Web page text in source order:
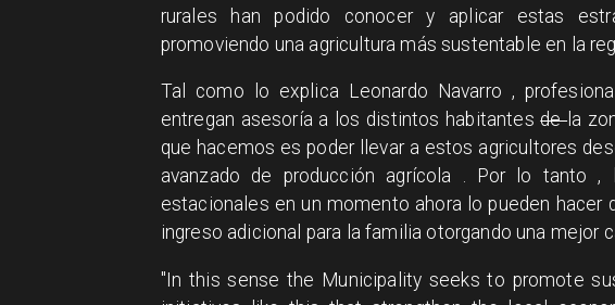
rurales han podido conocer y aplicar estas
promoviendo una agricultura más sustentable en la
Tal como lo explica Leonardo Navarro ,
entregan asesoría a los distintos habitantesde la
que hacemos es poder llevar a estos agricultores
avanzado de producción agrícola . Por lo tanto
estacionales en un momento ahora lo pueden hacer
ingreso adicional para la familia otorgando una mejor
In this sense the Municipality seeks to promote